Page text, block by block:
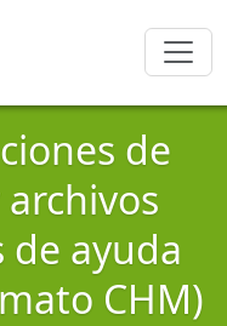
de
de ayuda
CHM)